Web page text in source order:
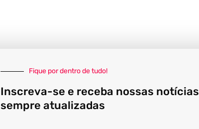
Fique por dentro de tudo!
Inscreva-se e receba nossas notícias
sempre atualizadas